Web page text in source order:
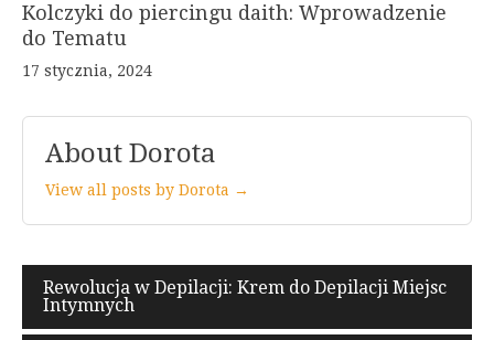
Kolczyki do piercingu daith: Wprowadzenie
do Tematu
17 stycznia, 2024
About Dorota
View all posts by Dorota →
Nawigacja
wpisu
Rewolucja w Depilacji: Krem do Depilacji Miejsc
Intymnych